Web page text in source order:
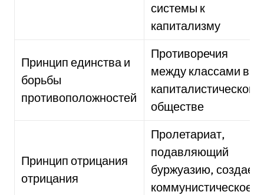
системы к
капитализму
Принцип единства и
борьбы
противоположностей
Противоречия
между классами в
капиталистическом
обществе
Принцип отрицания
отрицания
Пролетариат,
подавляющий
буржуазию, создает
коммунистическое